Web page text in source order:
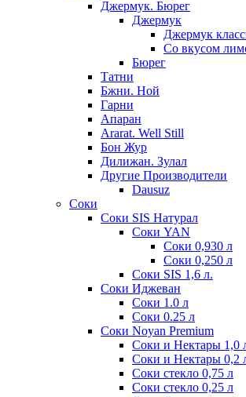
Джермук. Бюрег
Джермук
Джермук
Со вкусом
Бюрег
Татни
Бжни. Ной
Гарни
Апаран
Ararat. Well Still
Бон Жур
Дилижан. Зулал
Другие Производители
Dausuz
Соки
Соки SIS Натурал
Соки YAN
Соки 0,930 л
Соки 0,250 л
Соки SIS 1,6 л.
Соки Иджеван
Соки 1.0 л
Соки 0.25 л
Соки Noyan Premium
Соки и Нектары 1,0
Соки и Нектары 0,2
Соки стекло 0,75 л
Соки стекло 0,25 л